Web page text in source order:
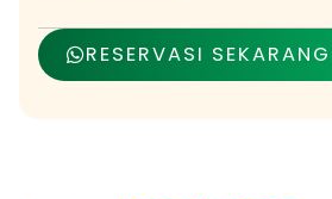
RESERVASI SEKARANG